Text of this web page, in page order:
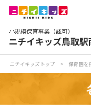
小規模保育事業（認可）
ニチイキッズ鳥取駅
保育園トップ
保育園の日常
保育園紹介
ニチイが大切にしてい
ニチイキッズトップ > 保育園を